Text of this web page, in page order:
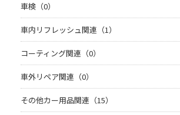
車検（0）
車内リフレッシュ関連（1）
コーティング関連（0）
車外リペア関連（0）
その他カー用品関連（15）